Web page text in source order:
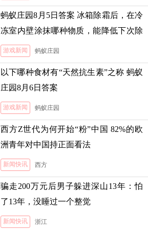
蚂蚁庄园8月5日答案 冰箱除霜后，在冷
冻室内壁涂抹哪种物质，能降低下次除
霜的难度
游戏新闻 蚂蚁庄园
以下哪种食材有“天然抗生素”之称 蚂蚁
庄园8月6日答案
游戏新闻 蚂蚁庄园
西方Z世代为何开始“粉”中国 82%的欧
洲青年对中国持正面看法
新闻快讯 西方
骗走200万元后男子躲进深山13年：怕
了13年，没睡过一个整觉
新闻快讯 浙江